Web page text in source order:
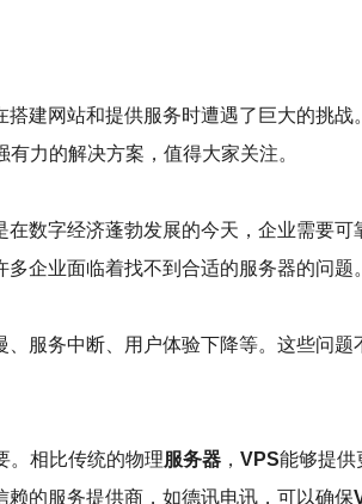
建网站和提供服务时遭遇了巨大的挑
力的解决方案，值得大家关注。
在数字经济蓬勃发展的今天，企业需要可
企业面临着找不到合适的服务器的问题。
服务中断、用户体验下降等。这些问
。相比传统的物理服务器 ， VPS能够提供
的服务提供商，如德讯电讯，可以确保